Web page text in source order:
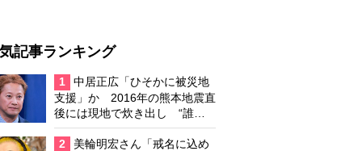
記事ランキング
1
中居正広「ひそかに被災地
支援」か 2016年の熊本地震直
後には現地で炊き出し “誰に
も知られなくて良い”と、むし
ろ強まる福祉活動への思い
2
美輪明宏さん「戒名に込め